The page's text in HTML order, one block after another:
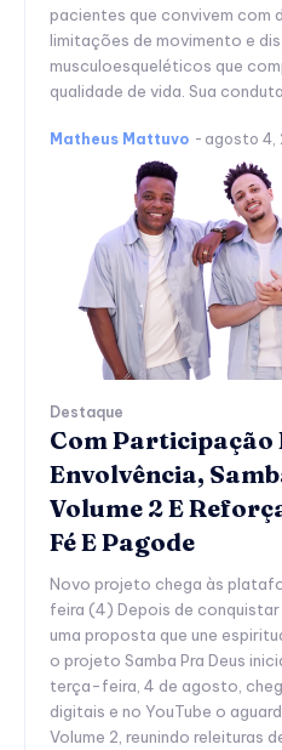
pacientes que convivem com
limitações de movimento e
musculoesqueléticos que
qualidade de vida. Sua
Matheus Mattuvo - agosto 4,
Destaque
Com Participação
Envolvência,
Volume 2 E
Fé E Pagode
Novo projeto chega às
feira (4) Depois de
uma proposta que une
o projeto Samba Pra Deus
terça-feira, 4 de agosto,
digitais e no YouTube o
Volume 2, reunindo releituras